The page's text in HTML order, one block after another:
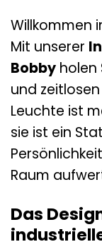
Willkommen
Mit unserer
Bobby holen
und zeitlosen
Leuchte ist
sie ist ein
Raum
Das